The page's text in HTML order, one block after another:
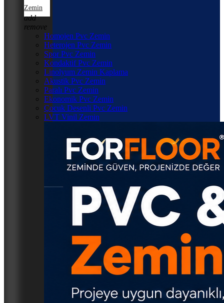
Zemin
add
remove
Homojen Pvc Zemin
Heterojen Pvc Zemin
Spor Pvc Zemin
Kondaktif Pvc Zemin
Linolyum Zemin Kaplama
Akustik Pvc Zemin
Paralı Pvc Zemin
Ekonomik Pvc Zemin
Çocuk Desenli Pvc Zemin
LVT Vinil Zemin